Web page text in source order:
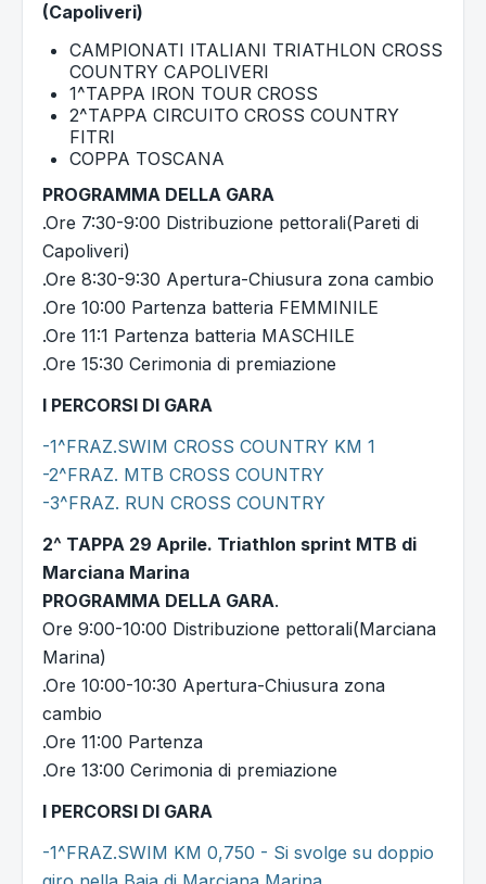
(Capoliveri)
CAMPIONATI ITALIANI TRIATHLON CROSS
COUNTRY CAPOLIVERI
1^TAPPA IRON TOUR CROSS
2^TAPPA CIRCUITO CROSS COUNTRY
FITRI
COPPA TOSCANA
PROGRAMMA DELLA GARA
.Ore 7:30-9:00 Distribuzione pettorali(Pareti di
Capoliveri)
.Ore 8:30-9:30 Apertura-Chiusura zona cambio
.Ore 10:00 Partenza batteria FEMMINILE
.Ore 11:1 Partenza batteria MASCHILE
.Ore 15:30 Cerimonia di premiazione
I PERCORSI DI GARA
-1^FRAZ.SWIM CROSS COUNTRY KM 1
-2^FRAZ. MTB CROSS COUNTRY
-3^FRAZ. RUN CROSS COUNTRY
2^ TAPPA 29 Aprile. Triathlon sprint MTB di
Marciana Marina
PROGRAMMA DELLA GARA.
Ore 9:00-10:00 Distribuzione pettorali(Marciana
Marina)
.Ore 10:00-10:30 Apertura-Chiusura zona
cambio
.Ore 11:00 Partenza
.Ore 13:00 Cerimonia di premiazione
I PERCORSI DI GARA
-1^FRAZ.SWIM KM 0,750 - Si svolge su doppio